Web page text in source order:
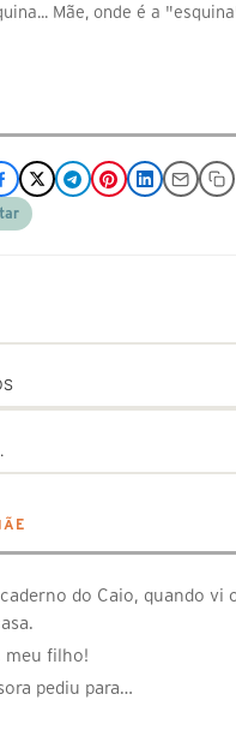
Mãe, onde é a
do Caio, quando vi
meu filho!
pediu para…